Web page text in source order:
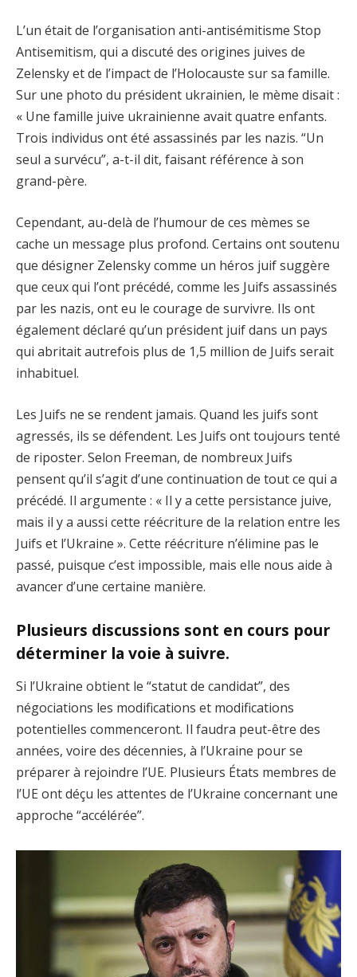
L’un était de l’organisation anti-antisémitisme Stop
Antisemitism, qui a discuté des origines juives de
Zelensky et de l’impact de l’Holocauste sur sa famille.
Sur une photo du président ukrainien, le mème disait :
« Une famille juive ukrainienne avait quatre enfants.
Trois individus ont été assassinés par les nazis. “Un
seul a survécu”, a-t-il dit, faisant référence à son
grand-père.
Cependant, au-delà de l’humour de ces mèmes se
cache un message plus profond. Certains ont soutenu
que désigner Zelensky comme un héros juif suggère
que ceux qui l’ont précédé, comme les Juifs assassinés
par les nazis, ont eu le courage de survivre. Ils ont
également déclaré qu’un président juif dans un pays
qui abritait autrefois plus de 1,5 million de Juifs serait
inhabituel.
Les Juifs ne se rendent jamais. Quand les juifs sont
agressés, ils se défendent. Les Juifs ont toujours tenté
de riposter. Selon Freeman, de nombreux Juifs
pensent qu’il s’agit d’une continuation de tout ce qui a
précédé. Il argumente : « Il y a cette persistance juive,
mais il y a aussi cette réécriture de la relation entre les
Juifs et l’Ukraine ». Cette réécriture n’élimine pas le
passé, puisque c’est impossible, mais elle nous aide à
avancer d’une certaine manière.
Plusieurs discussions sont en cours pour
déterminer la voie à suivre.
Si l’Ukraine obtient le “statut de candidat”, des
négociations les modifications et modifications
potentielles commenceront. Il faudra peut-être des
années, voire des décennies, à l’Ukraine pour se
préparer à rejoindre l’UE. Plusieurs États membres de
l’UE ont déçu les attentes de l’Ukraine concernant une
approche “accélérée”.